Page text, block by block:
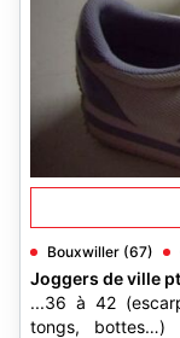
Bouxwiller (67)
Joggers de ville
...36 à 42
tongs,